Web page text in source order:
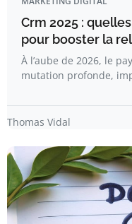
Crm 2025 :
pour booster la
À l’aube de 2026, le
mutation profonde,
Thomas Vidal